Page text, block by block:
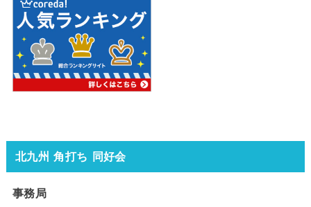
北九州 角打ち 同好会
事務局